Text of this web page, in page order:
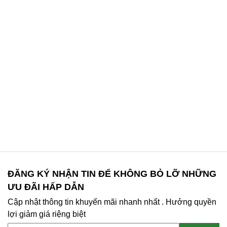
ĐĂNG KÝ NHẬN TIN ĐỂ KHÔNG BỎ LỠ NHỮNG
ƯU ĐÃI HẤP DẪN
Cập nhật thông tin khuyến mãi nhanh nhất . Hưởng quyền
lợi giảm giá riệng biệt